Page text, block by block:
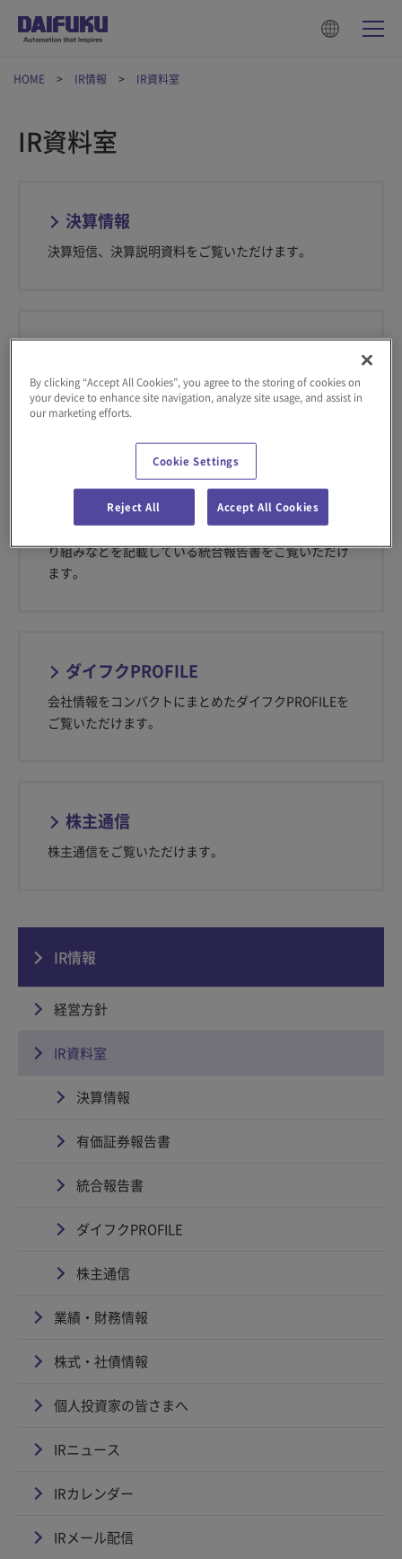
HOME IR情報 IR資料室
IR資料室
決算情報
決算短信、決算説明資料をご覧いただけます。
各年度の有価証券報告書および四半期報告書をご覧い
ただけます。
統合報告書
当社の価値創造、成長戦略、サステナビリティへの取
り組みなどを記載している統合報告書をご覧いただけ
ます。
ダイフクPROFILE
会社情報をコンパクトにまとめたダイフクPROFILEを
ご覧いただけます。
株主通信
株主通信をご覧いただけます。
IR情報
経営方針
IR資料室
決算情報
有価証券報告書
統合報告書
ダイフクPROFILE
株主通信
業績・財務情報
株式・社債情報
個人投資家の皆さまへ
IRニュース
IRカレンダー
IRメール配信
By clicking “Accept All Cookies”, you agree to the storing of cookies on
your device to enhance site navigation, analyze site usage, and assist in
our marketing efforts.
Cookie Settings
Reject All Accept All Cookies